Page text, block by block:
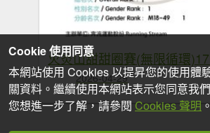
2026-04-29
Cookie 使用同意
本網站使用 Cookies 以提昇您的使用體
關資料。繼續使用本網站表示您同意我
您想進一步了解，請參閱 Cookies 聲明 。